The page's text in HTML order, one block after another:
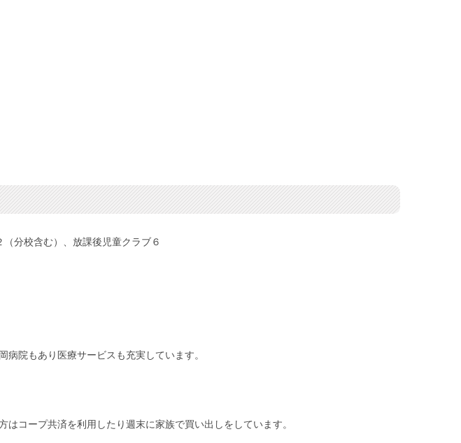
分校含む）、放課後児童クラブ６
院もあり医療サービスも充実しています。
コープ共済を利用したり週末に家族で買い出しをしています。